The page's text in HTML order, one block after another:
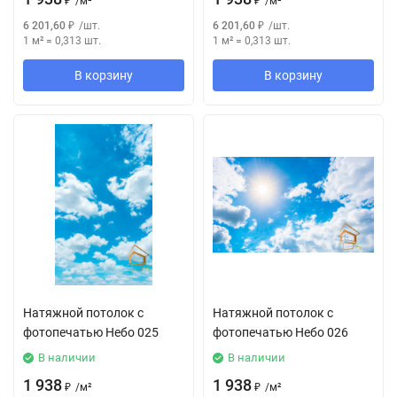
6 201,60 ₽ /шт.
1 м² = 0,313 шт.
В корзину
6 201,60 ₽ /шт.
1 м² = 0,313 шт.
В корзину
Натяжной потолок с
фотопечатью Небо 025
В наличии
1 938 ₽ /м²
Натяжной потолок с
фотопечатью Небо 026
В наличии
1 938 ₽ /м²